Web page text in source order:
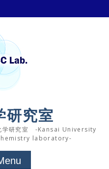
研究室
学研究室 -Kansai University
laboratory-